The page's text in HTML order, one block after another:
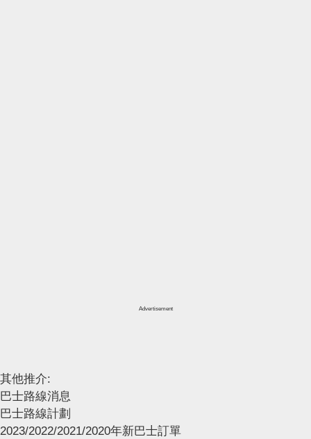
Advertisement
其他推介:
巴士路線消息
巴士路線計劃
2023/2022/2021/2020年新巴士訂單